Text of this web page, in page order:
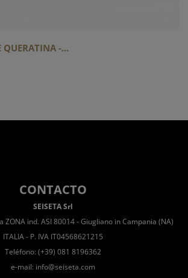
QUERATINA -...
CONTACTO
SEISETA Srl
ZONA ind. ASI 80014 - Giugliano in Campania (NA)
ITALIA - P. IVA IT04568621215
Teléfono: (+39) 081 8196362
e-mail: info@seiseta.com